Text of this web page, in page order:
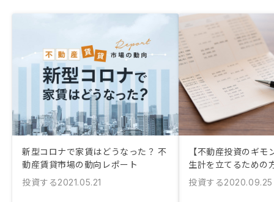
新型コロナで家賃はどうなった？ 不
動産賃貸市場の動向レポート
投資する2021.05.21
【不動産投資のギ
生計を立てるための
投資する2020.09.25